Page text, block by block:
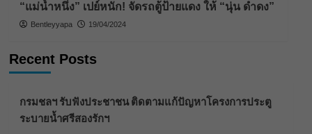
“แม่น้ำหนึ่ง” เปย์หนัก! จัดรถตู้ป้ายแดง ให้ “นุ่น ดำดง”
Bentleyyapa 19/04/2024
Recent Posts
กรมชลฯ รับฟังประชาชน ติดตามแก้ปัญหาโครงการประตู
ระบายน้ำศรีสองรักฯ